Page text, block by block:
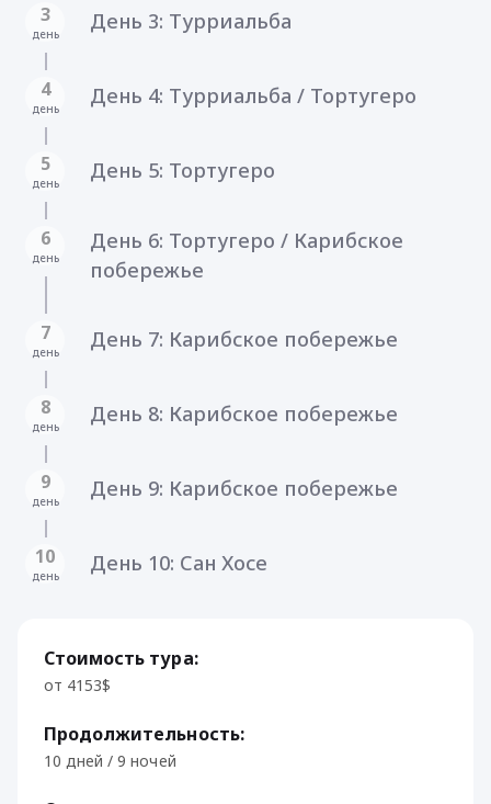
3
день День 3: Турриальба
4
день День 4: Турриальба / Тортугеро
5
день День 5: Тортугеро
6
день
День 6: Тортугеро / Карибское
побережье
7
день День 7: Карибское побережье
8
день День 8: Карибское побережье
9
день День 9: Карибское побережье
10
день День 10: Сан Хосе
Стоимость тура:
от 4153$
Продолжительность:
10 дней / 9 ночей